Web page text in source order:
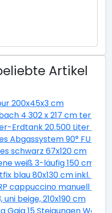
Artikel
200x45x3 cm
4 302 x 217 cm
Erdtank 20.500 Liter GVT
Abgassystem 90° FU
schwarz 67x120 cm
weiß 3-läufig 150 cm
blau 80x130 cm inkl.
cappuccino manuell
beige, 210x190 cm